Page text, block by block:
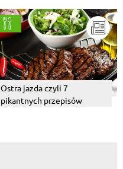
Ostra jazda czyli 7
pikantnych przepisów